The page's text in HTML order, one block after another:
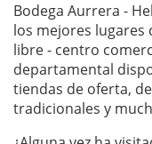
Bodega Aurrera -
los mejores lugares
libre - centro
departamental
tiendas de oferta,
tradicionales y